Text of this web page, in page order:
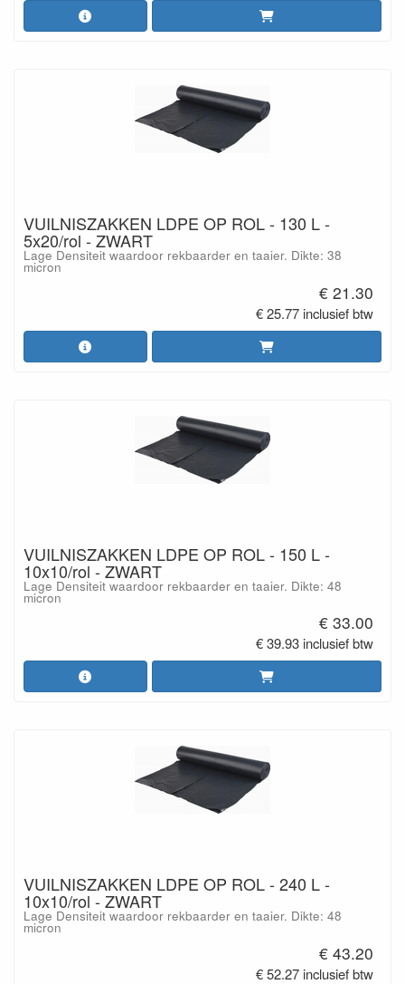
VUILNISZAKKEN LDPE OP ROL - 130 L -
5x20/rol - ZWART
Lage Densiteit waardoor rekbaarder en taaier. Dikte: 38
micron
€ 21.30
€ 25.77 inclusief btw
VUILNISZAKKEN LDPE OP ROL - 150 L -
10x10/rol - ZWART
Lage Densiteit waardoor rekbaarder en taaier. Dikte: 48
micron
€ 33.00
€ 39.93 inclusief btw
VUILNISZAKKEN LDPE OP ROL - 240 L -
10x10/rol - ZWART
Lage Densiteit waardoor rekbaarder en taaier. Dikte: 48
micron
€ 43.20
€ 52.27 inclusief btw